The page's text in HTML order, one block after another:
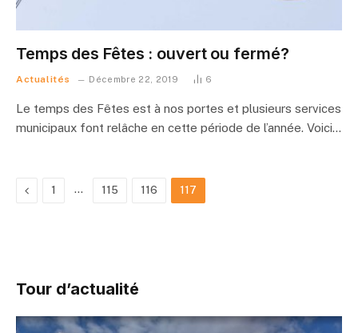
Temps des Fêtes : ouvert ou fermé?
Actualités Décembre 22, 2019 6
Le temps des Fêtes est à nos portes et plusieurs services
municipaux font relâche en cette période de l’année. Voici…
Précédent
1 … 115 116 117
Tour d’actualité